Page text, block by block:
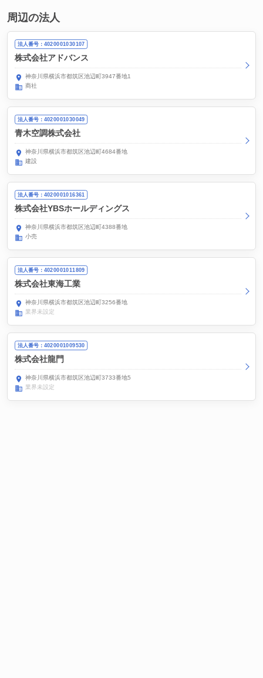
周辺の法人
法人番号：4020001030107
株式会社アドバンス
神奈川県横浜市都筑区池辺町3947番地1
商社
法人番号：4020001030049
青木空調株式会社
神奈川県横浜市都筑区池辺町4684番地
建設
法人番号：4020001016361
株式会社YBSホールディングス
神奈川県横浜市都筑区池辺町4388番地
小売
法人番号：4020001011809
株式会社東海工業
神奈川県横浜市都筑区池辺町3256番地
業界未設定
法人番号：4020001009530
株式会社龍門
神奈川県横浜市都筑区池辺町3733番地5
業界未設定